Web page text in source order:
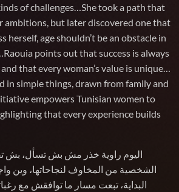
of challenges…She took a path that
ambitions, but later discovered one that
herself, age shouldn’t be an obstacle in
points out that success is always
that every woman’s value is unique…
in simple things, drawn from family and
empowers Tunisian women to
that every experience builds
اليوم راوية خذر مش بش تسأل، بش
الشخصية من المخاوف لنجاحاتها، وين
البداية، تبعت مسار ما توافقش مع